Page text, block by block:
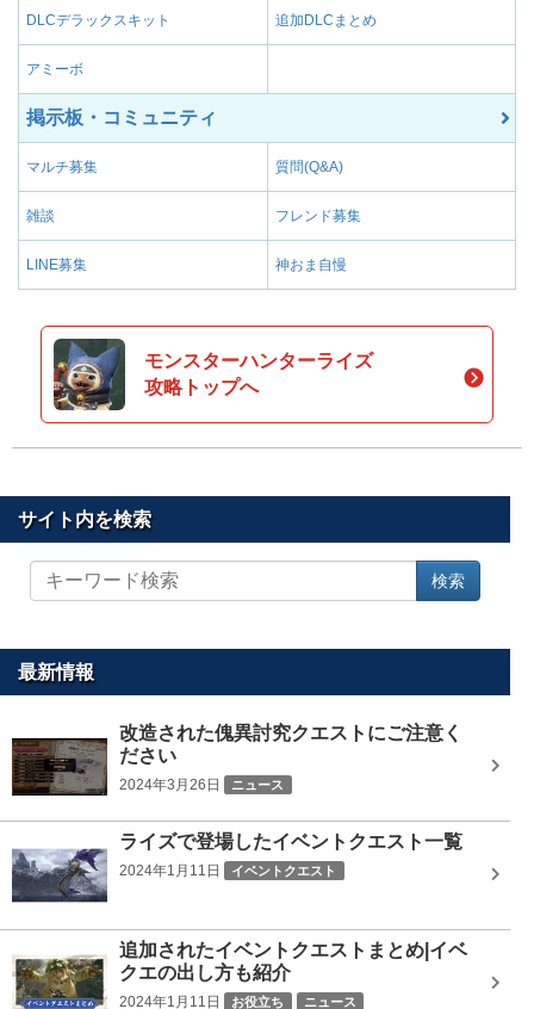
DLCデラックスキット 追加DLCまとめ
アミーボ
掲示板・コミュニティ
マルチ募集 質問(Q&A)
雑談 フレンド募集
LINE募集 神おま自慢
モンスターハンターライズ
攻略トップへ
サイト内を検索
イ
を
検
検索
最新情報
改造された傀異討究クエストにご注意く
ださい
2024年3月26日 ニュース
ライズで登場したイベントクエスト一覧
2024年1月11日 イベントクエスト
追加されたイベントクエストまとめ|イベ
クエの出し方も紹介
2024年1月11日 お役立ち ニュース